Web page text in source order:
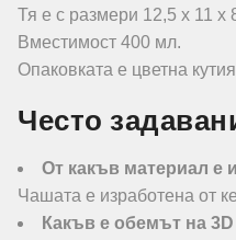
Тя е с размери 12,5 х 11 х
Вместимост 400 мл.
Опаковката е цветна
Често
От какъв материал е
Чашата е изработена от
Какъв е обемът на